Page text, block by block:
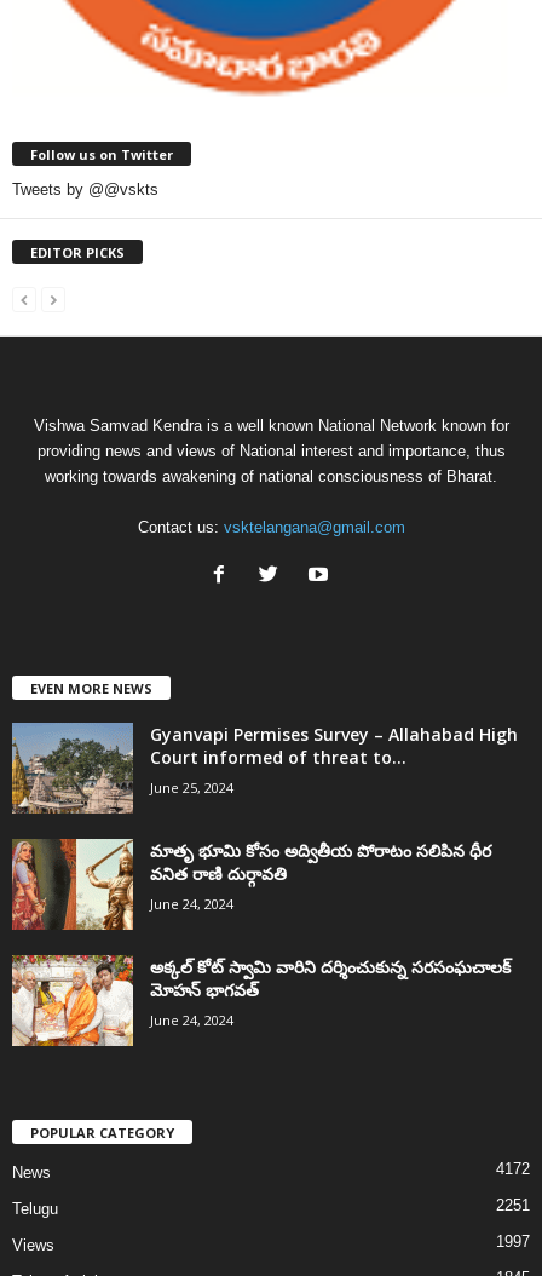
Follow us on Twitter
Tweets by @@vskts
EDITOR PICKS
Vishwa Samvad Kendra is a well known National Network known for
providing news and views of National interest and importance, thus
working towards awakening of national consciousness of Bharat.
Contact us: vsktelangana@gmail.com
EVEN MORE NEWS
Gyanvapi Permises Survey – Allahabad High
Court informed of threat to...
June 25, 2024
మాతృ భూమి కోసం అద్వితీయ పోరాటం సలిపిన ధీర
వనిత రాణి దుర్గావతి
June 24, 2024
అక్కల్‌ కోట్‌ స్వామి వారిని దర్శించుకున్న సరసంఘచాలక్
మోహన్ భాగవత్
June 24, 2024
POPULAR CATEGORY
News 4172
Telugu 2251
Views 1997